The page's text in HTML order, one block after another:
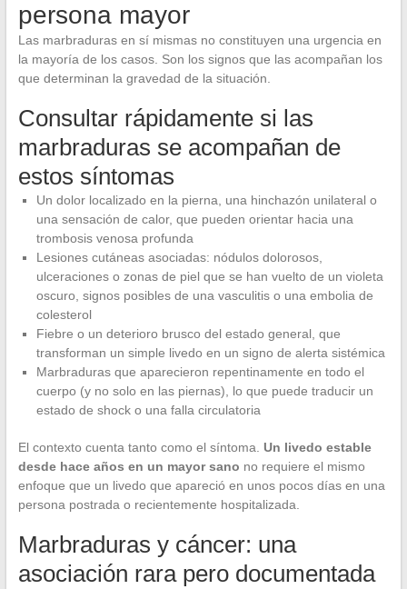
persona mayor
Las marbraduras en sí mismas no constituyen una urgencia en
la mayoría de los casos. Son los signos que las acompañan los
que determinan la gravedad de la situación.
Consultar rápidamente si las
marbraduras se acompañan de
estos síntomas
Un dolor localizado en la pierna, una hinchazón unilateral o
una sensación de calor, que pueden orientar hacia una
trombosis venosa profunda
Lesiones cutáneas asociadas: nódulos dolorosos,
ulceraciones o zonas de piel que se han vuelto de un violeta
oscuro, signos posibles de una vasculitis o una embolia de
colesterol
Fiebre o un deterioro brusco del estado general, que
transforman un simple livedo en un signo de alerta sistémica
Marbraduras que aparecieron repentinamente en todo el
cuerpo (y no solo en las piernas), lo que puede traducir un
estado de shock o una falla circulatoria
El contexto cuenta tanto como el síntoma. Un livedo estable
desde hace años en un mayor sano no requiere el mismo
enfoque que un livedo que apareció en unos pocos días en una
persona postrada o recientemente hospitalizada.
Marbraduras y cáncer: una
asociación rara pero documentada